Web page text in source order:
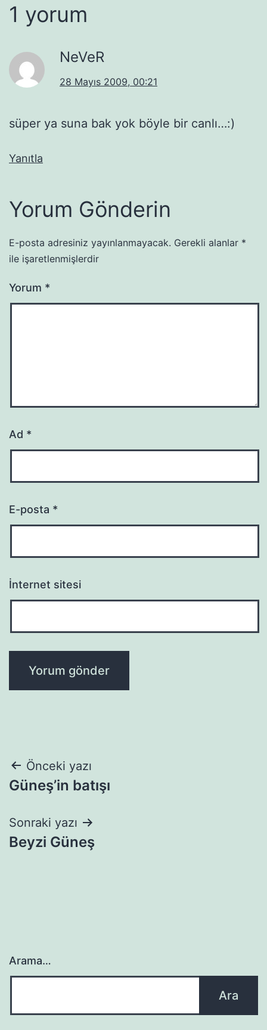
1 yorum
NeVeR
28 Mayıs 2009, 00:21
süper ya suna bak yok böyle bir canlı…:)
Yanıtla
Yorum Gönderin
E-posta adresiniz yayınlanmayacak. Gerekli alanlar *
ile işaretlenmişlerdir
Yorum *
Ad *
E-posta *
İnternet sitesi
Yazı
gezinmesi
Önceki yazı
Güneş’in batışı
Sonraki yazı
Beyzi Güneş
Arama…